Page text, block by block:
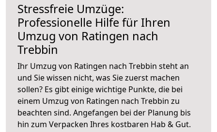
Stressfreie Umzüge:
Professionelle Hilfe für Ihren
Umzug von Ratingen nach
Trebbin
Ihr Umzug von Ratingen nach Trebbin steht an
und Sie wissen nicht, was Sie zuerst machen
sollen? Es gibt einige wichtige Punkte, die bei
einem Umzug von Ratingen nach Trebbin zu
beachten sind. Angefangen bei der Planung bis
hin zum Verpacken Ihres kostbaren Hab & Gut.